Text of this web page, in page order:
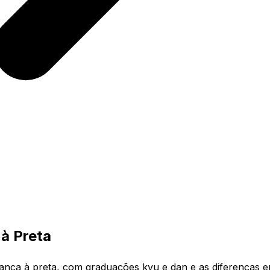
Preta
à preta, com graduações kyu e dan e as diferenças